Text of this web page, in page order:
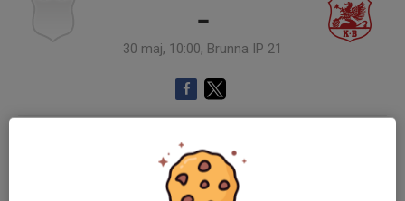
-
30 maj, 10:00, Brunna IP 21
Samling 09:15
Endast kallade kunde anmäla sig till aktiviteten. 12 personer var kallade.
Logga in här